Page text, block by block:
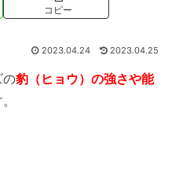
コピー
2023.04.24 2023.04.25
の豹（ヒョウ）の強さや能